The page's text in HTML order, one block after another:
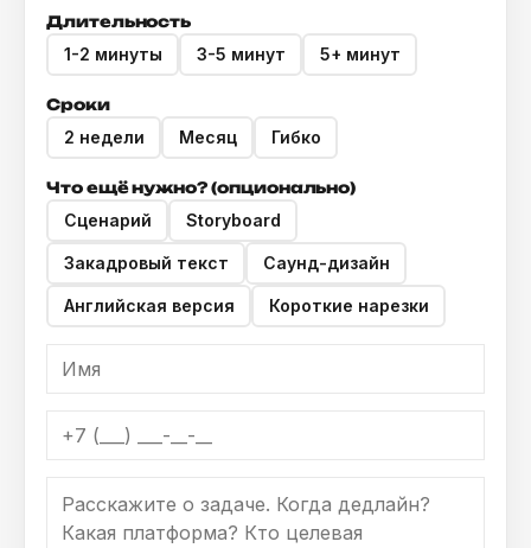
Длительность
1-2 минуты 3-5 минут 5+ минут
Сроки
2 недели Месяц Гибко
Что ещё нужно? (опционально)
Сценарий Storyboard
Закадровый текст Саунд-дизайн
Английская версия Короткие нарезки